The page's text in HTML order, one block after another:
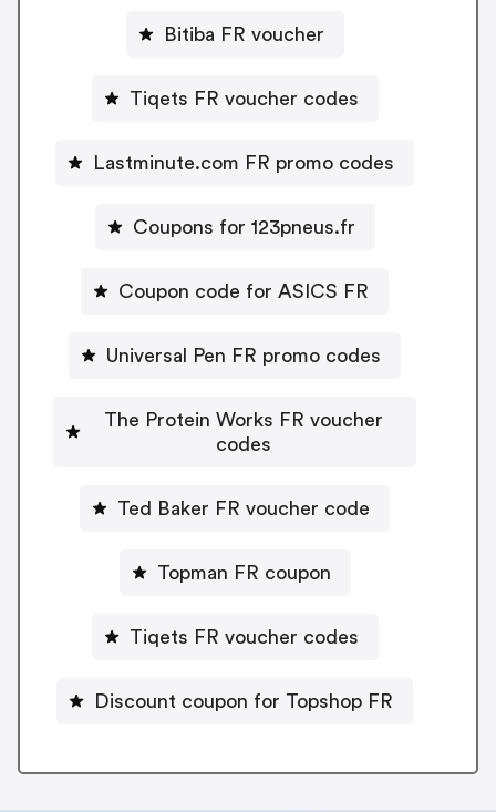
Bitiba FR voucher
Tiqets FR voucher codes
Lastminute.com FR promo codes
Coupons for 123pneus.fr
Coupon code for ASICS FR
Universal Pen FR promo codes
The Protein Works FR voucher
codes
Ted Baker FR voucher code
Topman FR coupon
Tiqets FR voucher codes
Discount coupon for Topshop FR